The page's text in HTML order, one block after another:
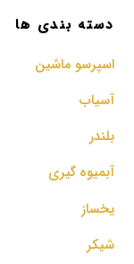
دسته بندی ها
اسپرسو‌ ماشین
آسیاب
بلندر
آبمیوه گیری
یخساز
شیکر